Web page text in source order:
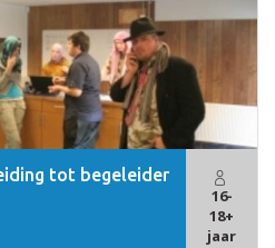
tot begeleider
16-
18+
jaar